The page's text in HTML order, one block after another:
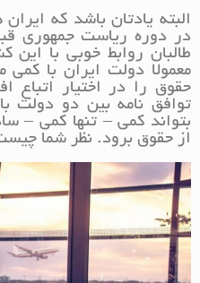
البته یادتان باشد که
در دوره ریاست جمهوری
طالبان روابط خوبی با
معمولا دولت ایران با
حقوق را در اختیار اتباع
توافق نامه بین دو دولت
بتواند کمی – تنها کمی –
از حقوق برود. نظر شما